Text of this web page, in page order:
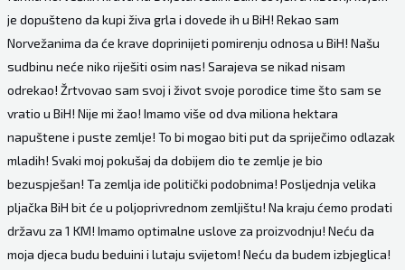
je dopušteno da kupi živa grla i dovede ih u BiH! Rekao sam
Norvežanima da će krave doprinijeti pomirenju odnosa u BiH! Našu
sudbinu neće niko riješiti osim nas! Sarajeva se nikad nisam
odrekao! Žrtvovao sam svoj i život svoje porodice time što sam se
vratio u BiH! Nije mi žao! Imamo više od dva miliona hektara
napuštene i puste zemlje! To bi mogao biti put da spriječimo odlazak
mladih! Svaki moj pokušaj da dobijem dio te zemlje je bio
bezuspješan! Ta zemlja ide politički podobnima! Posljednja velika
pljačka BiH bit će u poljoprivrednom zemljištu! Na kraju ćemo prodati
državu za 1 KM! Imamo optimalne uslove za proizvodnju! Neću da
moja djeca budu beduini i lutaju svijetom! Neću da budem izbjeglica!